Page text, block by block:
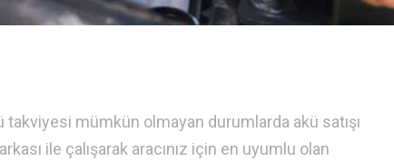
mümkün olmayan durumlarda akü satışı
ile çalışarak aracınız için en uyumlu olan